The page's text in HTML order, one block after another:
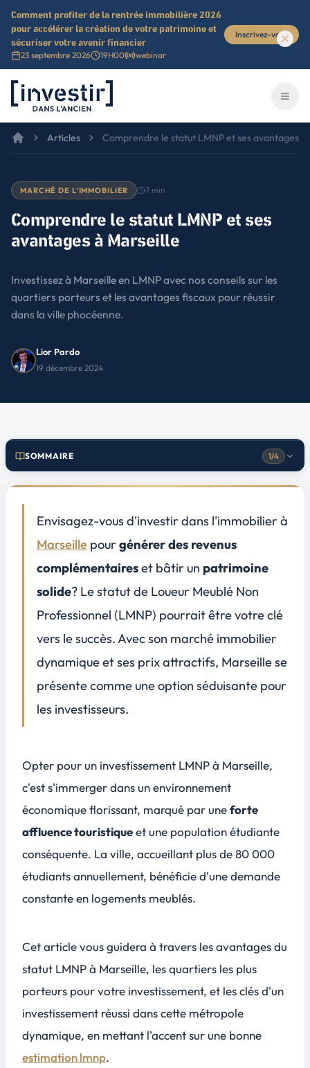
Comment profiter de la rentrée immobilière 2026
pour accélérer la création de votre patrimoine et
sécuriser votre avenir financier
23 septembre 2026 19H00 webinar
Inscrivez-vous
Investir dans l'ancien
Articles Comprendre le statut LMNP et ses avantages à
MARCHÉ DE L'IMMOBILIER 7 min
Comprendre le statut LMNP et ses
avantages à Marseille
Investissez à Marseille en LMNP avec nos conseils sur les
quartiers porteurs et les avantages fiscaux pour réussir
dans la ville phocéenne.
Lior Pardo
19 décembre 2024
SOMMAIRE 1/4
1 Comprendre le statut LMNP et ses avantages à Marseille
Le Rouet : accessibilité et attractivité en hausse
Étude de cas : Réaliser un investissement LMNP à Marseille
Sélection du bien idéal
Gestion locative et rentabilité
Témoignages d’investisseurs LMNP à Marseille
Conclusion
Envisagez-vous d'investir dans l'immobilier à
Marseillepourgénérer des revenus
complémentaireset bâtir un patrimoine
solide? Le statut de Loueur Meublé Non
Professionnel (LMNP) pourrait être votre clé
vers le succès. Avec son marché immobilier
dynamique et ses prix attractifs, Marseille se
présente comme une option séduisante pour
les investisseurs.
Opter pour un investissement LMNP à Marseille,
c'est s'immerger dans un environnement
économique florissant, marqué par uneforte
affluence touristiqueet une population étudiante
conséquente. La ville, accueillant plus de 80 000
étudiants annuellement, bénéficie d'une demande
constante en logements meublés.
Cet article vous guidera à travers les avantages du
statut LMNP à Marseille, les quartiers les plus
porteurs pour votre investissement, et les clés d'un
investissement réussi dans cette métropole
dynamique, en mettant l'accent sur une bonne
estimation lmnp.